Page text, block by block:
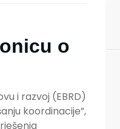
o
i razvoj (EBRD)
koordinacije”,